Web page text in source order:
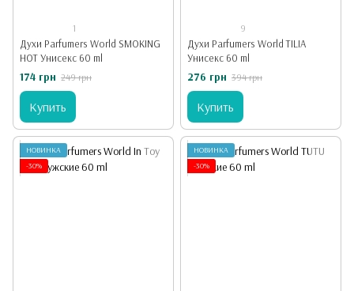
1
Духи Parfumers World SMOKING
HOT Унисекс 60 ml
174 грн 249 грн
Купить
9
Духи Parfumers World TILIA
Унисекс 60 ml
276 грн 394 грн
Купить
НОВИНКА
-30%
НОВИНКА
-30%